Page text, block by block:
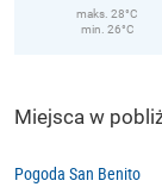
maks. 28°C
min. 26°C
Miejsca w
Pogoda San Benito